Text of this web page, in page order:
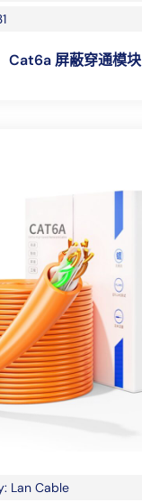
Cat6a 屏蔽穿通模块
Lan Cable